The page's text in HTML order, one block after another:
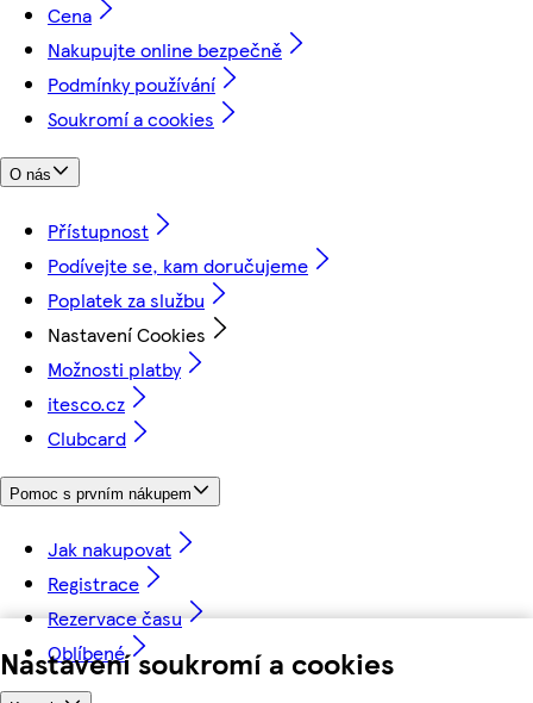
Nastavení soukromí a cookies
Cena
Nakupujte online bezpečně
Podmínky používání
Soukromí a cookies
O nás
Přístupnost
Podívejte se, kam doručujeme
Poplatek za službu
Nastavení Cookies
Možnosti platby
itesco.cz
Clubcard
Pomoc s prvním nákupem
Jak nakupovat
Registrace
Rezervace času
Oblíbené